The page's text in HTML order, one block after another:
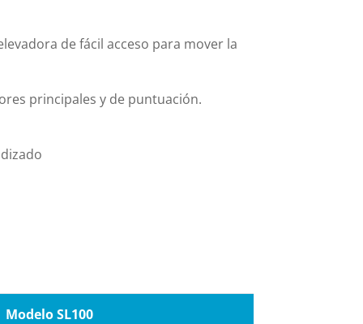
de fácil acceso para mover la
principales y de puntuación.
Modelo SL100